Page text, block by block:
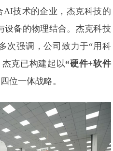
技术的企业，杰克科技的
设备的物理结合。杰克科技
次强调，公司致力于“用科
克已构建起以“硬件+软件
位一体战略。